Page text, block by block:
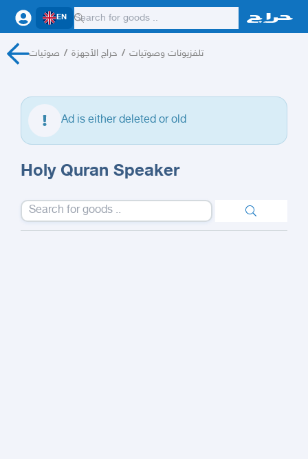
EN
صوتيات / حراج الأجهزة / تلفزيونات وصوتيات
Ad is either deleted or old
Holy Quran Speaker